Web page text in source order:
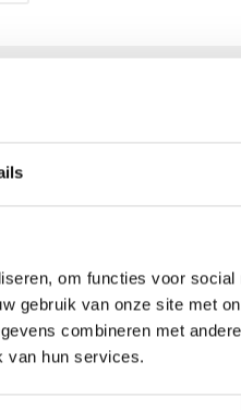
om functies voor social
gebruik van onze site met
combineren met
van hun services.